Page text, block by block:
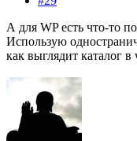
А для WP есть что-то
Использую
как выглядит каталог